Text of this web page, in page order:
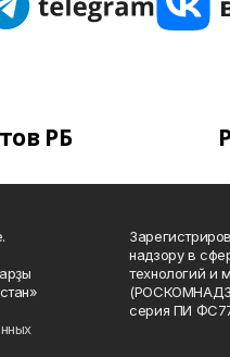
РБ
надзору в
технологий и
серия ПИ